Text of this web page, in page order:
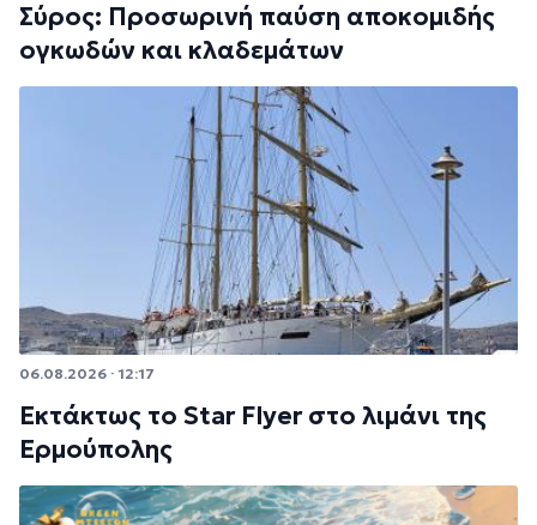
Σύρος: Προσωρινή παύση αποκομιδής
ογκωδών και κλαδεμάτων
06.08.2026 · 12:17
Εκτάκτως το Star Flyer στο λιμάνι της
Ερμούπολης